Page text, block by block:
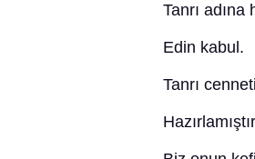
Tanrı
Edin kabul.
Tanrı